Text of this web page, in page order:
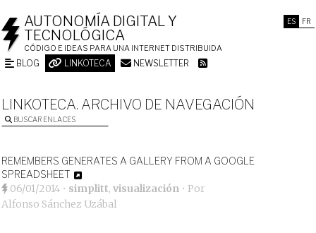
ES FR
AUTONOMÍA DIGITAL Y
TECNOLÓGICA
CÓDIGO E IDEAS PARA UNA INTERNET DISTRIBUIDA
BLOG LINKOTECA NEWSLETTER
LINKOTECA. ARCHIVO DE NAVEGACIÓN
BUSCAR ENLACES
REMEMBERS GENERATES A GALLERY FROM A GOOGLE
SPREADSHEET
06/01/2014 • simplitt,visualización • Por
Alfonso Sánchez Uzábal